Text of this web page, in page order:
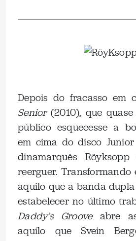
Depois do fracasso em
Senior(2010), que
público esquecesse a
em cima do disco
dinamarquês
reerguer. Transformando
aquilo que a banda
estabelecer no último
Daddy’s Grooveabre
aquilo que Svein